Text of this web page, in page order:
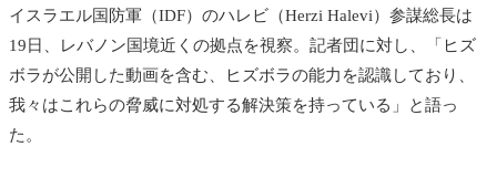
イスラエル国防軍（IDF）のハレビ（Herzi Halevi）参謀総長は
19日、レバノン国境近くの拠点を視察。記者団に対し、「ヒズ
ボラが公開した動画を含む、ヒズボラの能力を認識しており、
我々はこれらの脅威に対処する解決策を持っている」と語っ
た。